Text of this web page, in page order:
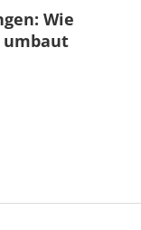
Wie
umbaut